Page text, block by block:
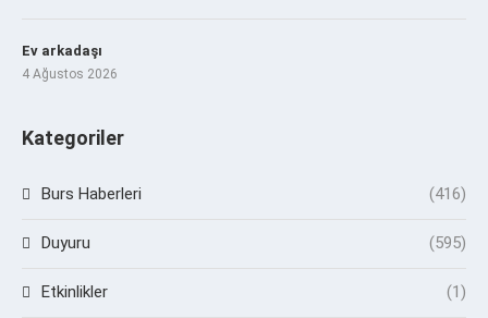
Ev arkadaşı
4 Ağustos 2026
Kategoriler
Burs Haberleri (416)
Duyuru (595)
Etkinlikler (1)